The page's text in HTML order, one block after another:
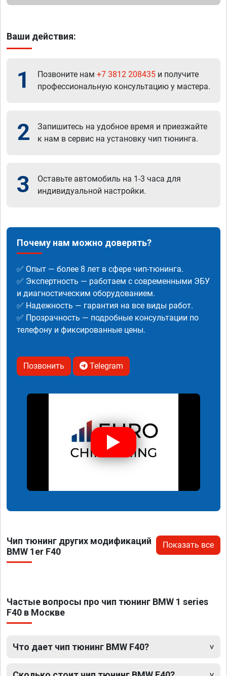
Ваши действия:
1 Позвоните нам +7 3812 208435 и получите
профессиональную консультацию у мастера.
2
Запишитесь на удобное время и приезжайте
к нам в сервис на установку чип тюнинга.
3
Оставьте автомобиль на 1-3 часа для
индивидуальной настройки.
Почему нам можно доверять?
✅ Опыт — более 8 лет в сфере чип-тюнинга.
✅ Экспертность — работаем с современными ЭБУ
и диагностическим оборудованием.
✅ Надежность — гарантия на все виды работ.
✅ Прозрачность — подробные консультации по
телефону и фиксированные цены.
Позвонить Telegram
Чип тюнинг других модификаций
BMW 1er F40
Показать все
Частые вопросы про чип тюнинг BMW 1 series
F40 в Москве
Что дает чип тюнинг BMW F40?